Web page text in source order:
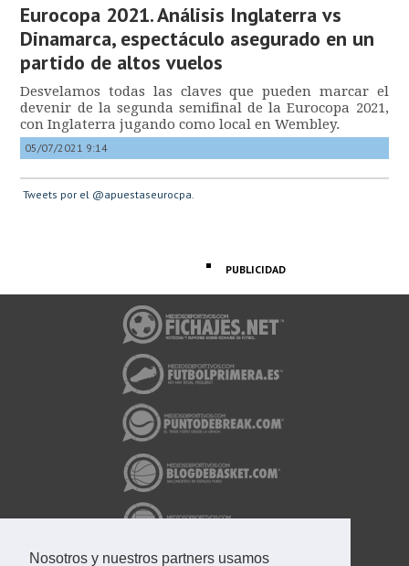
Nosotros y nuestros partners usamos
Eurocopa 2021. Análisis Inglaterra vs
Dinamarca, espectáculo asegurado en un
partido de altos vuelos
Desvelamos todas las claves que pueden marcar el
devenir de la segunda semifinal de la Eurocopa 2021,
con Inglaterra jugando como local en Wembley.
05/07/2021 9:14
Tweets por el @apuestaseurocpa.
PUBLICIDAD